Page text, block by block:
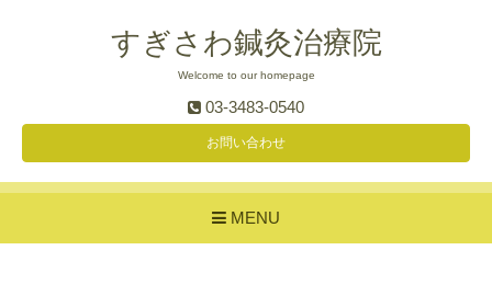
すぎさわ鍼灸治療院
Welcome to our homepage
03-3483-0540
お問い合わせ
MENU